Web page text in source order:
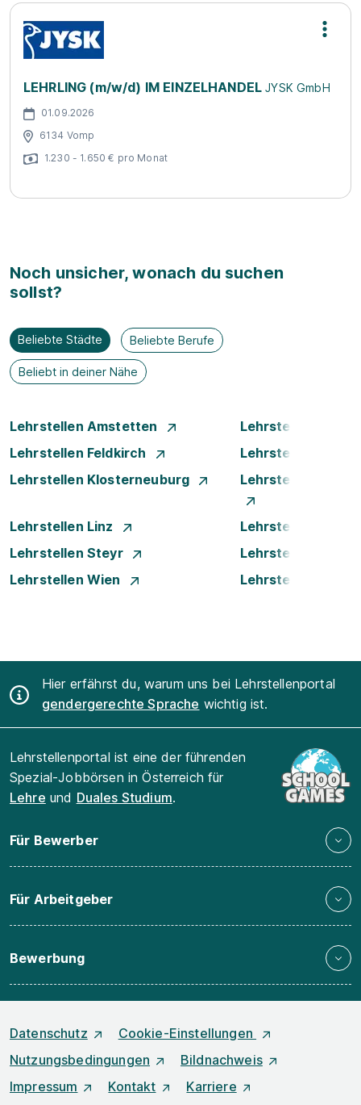
LEHRLING (m/w/d) IM EINZELHANDELJYSK GmbH
01.09.2026
6134 Vomp
1.230 - 1.650 € pro Monat
Noch unsicher, wonach du suchen
sollst?
Beliebte Städte Beliebte Berufe
Beliebt in deiner Nähe
Lehrstellen Amstetten
Lehrstellen
Lehrstellen Feldkirch
Lehrstellen
Lehrstellen Klosterneuburg
Lehrstellen
Lehrstellen Linz
Lehrstellen
Lehrstellen Steyr
Lehrstellen Traun
Lehrstellen Wien
Lehrstellen
Hier erfährst du, warum uns bei Lehrstellenportal
gendergerechte Sprache wichtig ist.
Lehrstellenportal ist eine der führenden
Spezial-Jobbörsen in Österreich für
Lehre und Duales Studium.
Für Bewerber
Für Arbeitgeber
Bewerbung
Datenschutz
Cookie-Einstellungen
Nutzungsbedingungen
Bildnachweis
Impressum
Kontakt Karriere